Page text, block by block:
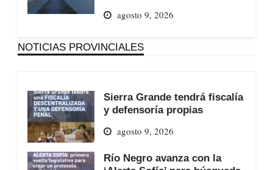
agosto 9, 2026
NOTICIAS PROVINCIALES
Sierra Grande tendrá fiscalía
y defensoría propias
agosto 9, 2026
Río Negro avanza con la